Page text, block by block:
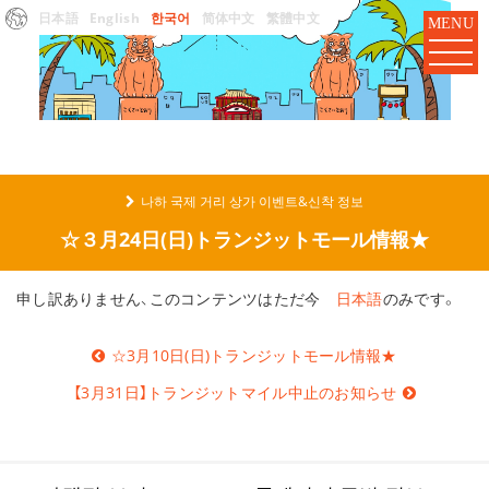
日本語 English 한국어 简体中文 繁體中文 MENU
나하 국제 거리 상가 이벤트&신착 정보
☆３月24日(日)トランジットモール情報★
申し訳ありません、このコンテンツはただ今 日本語のみです。
☆3月10日(日)トランジットモール情報★
【3月31日】トランジットマイル中止のお知らせ